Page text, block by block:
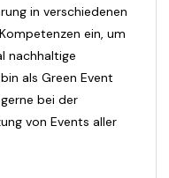
in verschiedenen
ein, um
nachhaltige
als Green Event
bei der
von Events aller